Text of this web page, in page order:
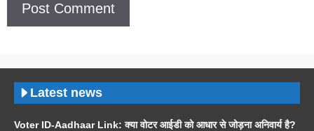
Latest news
Voter ID-Aadhaar Link: क्या वोटर आईडी को आधार से जोड़ना अनिवार्य है?